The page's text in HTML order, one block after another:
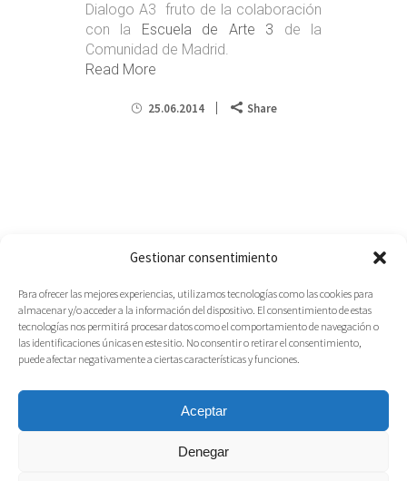
Gestionar consentimiento
Para ofrecer las mejores experiencias, utilizamos tecnologías como las cookies para
almacenar y/o acceder a la información del dispositivo. El consentimiento de estas
tecnologías nos permitirá procesar datos como el comportamiento de navegación o
las identificaciones únicas en este sitio. No consentir o retirar el consentimiento,
puede afectar negativamente a ciertas características y funciones.
Aceptar
Denegar
Dialogo A3 fruto de la colaboración
con la Escuela de Arte 3 de la
Comunidad de Madrid.
Read More
25.06.2014 Share